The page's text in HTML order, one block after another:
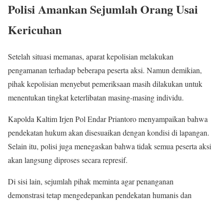
Polisi Amankan Sejumlah Orang Usai
Kericuhan
Setelah situasi memanas, aparat kepolisian melakukan
pengamanan terhadap beberapa peserta aksi. Namun demikian,
pihak kepolisian menyebut pemeriksaan masih dilakukan untuk
menentukan tingkat keterlibatan masing-masing individu.
Kapolda Kaltim Irjen Pol Endar Priantoro menyampaikan bahwa
pendekatan hukum akan disesuaikan dengan kondisi di lapangan.
Selain itu, polisi juga menegaskan bahwa tidak semua peserta aksi
akan langsung diproses secara represif.
Di sisi lain, sejumlah pihak meminta agar penanganan
demonstrasi tetap mengedepankan pendekatan humanis dan